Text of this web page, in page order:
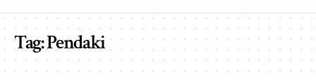
Tag:Pendaki